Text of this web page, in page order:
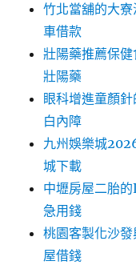
竹北當舖的大
車借款
壯陽藥推薦保
壯陽藥
眼科增進童顏
白內障
九州娛樂城
城下載
中壢房屋二胎
急用錢
桃園客製化沙
屋借錢